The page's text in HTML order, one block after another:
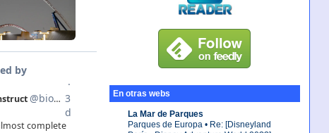
En otras webs
La Mar de Parques
Parques de Europa • Re: [Disneyland